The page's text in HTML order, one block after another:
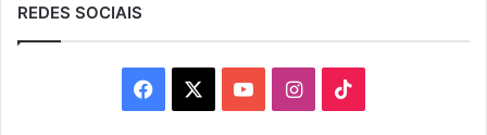
REDES SOCIAIS
Facebook YouTubeInstagram